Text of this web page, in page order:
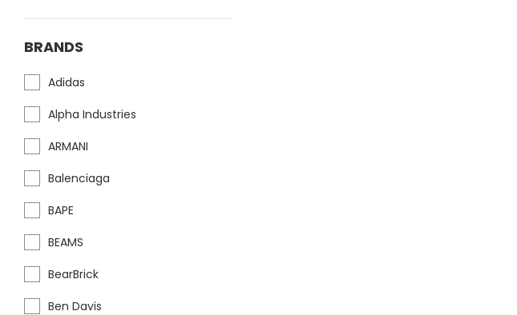
BRANDS
Adidas
Alpha Industries
ARMANI
Balenciaga
BAPE
BEAMS
BearBrick
Ben Davis